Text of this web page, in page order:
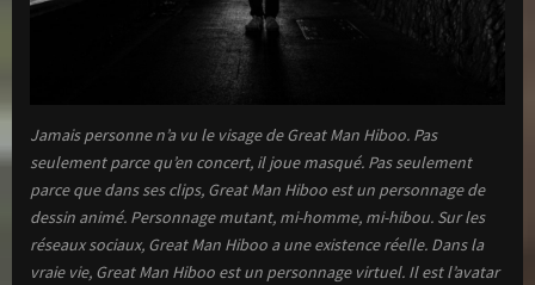
Jamais personne n’a vu le visage de Great Man Hiboo. Pas
seulement parce qu’en concert, il joue masqué. Pas seulement
parce que dans ses clips, Great Man Hiboo est un personnage de
dessin animé. Personnage mutant, mi-homme, mi-hibou. Sur les
réseaux sociaux, Great Man Hiboo a une existence réelle. Dans la
vraie vie, Great Man Hiboo est un personnage virtuel. Il est l’avatar